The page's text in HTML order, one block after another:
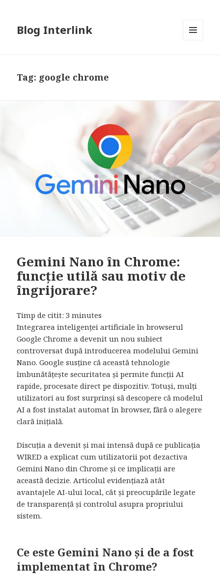
Blog Interlink
Tag: google chrome
Gemini Nano în Chrome:
funcție utilă sau motiv de
îngrijorare?
Timp de citit:3 minutes
Integrarea inteligenței artificiale în browserul
Google Chrome a devenit un nou subiect
controversat după introducerea modelului Gemini
Nano. Google susține că această tehnologie
îmbunătățește securitatea și permite funcții AI
rapide, procesate direct pe dispozitiv. Totuși, mulți
utilizatori au fost surprinși să descopere că modelul
AI a fost instalat automat în browser, fără o alegere
clară inițială.
Discuția a devenit și mai intensă după ce publicația
WIRED a explicat cum utilizatorii pot dezactiva
Gemini Nano din Chrome și ce implicații are
această decizie. Articolul evidențiază atât
avantajele AI-ului local, cât și preocupările legate
de transparență și controlul asupra propriului
sistem.
Ce este Gemini Nano și de a fost
implementat în Chrome?